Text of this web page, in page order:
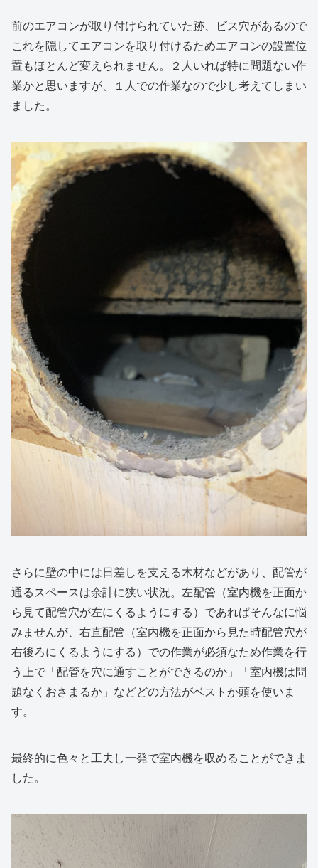
前のエアコンが取り付けられていた跡、ビス穴があるので
これを隠してエアコンを取り付けるためエアコンの設置位
置もほとんど変えられません。２人いれば特に問題ない作
業かと思いますが、１人での作業なので少し考えてしまい
ました。
さらに壁の中には日差しを支える木材などがあり、配管が
通るスペースは余計に狭い状況。左配管（室内機を正面か
ら見て配管穴が左にくるようにする）であればそんなに悩
みませんが、右直配管（室内機を正面から見た時配管穴が
右後ろにくるようにする）での作業が必須なため作業を行
う上で「配管を穴に通すことができるのか」「室内機は問
題なくおさまるか」などどの方法がベストか頭を使いま
す。
最終的に色々と工夫し一発で室内機を収めることができま
した。